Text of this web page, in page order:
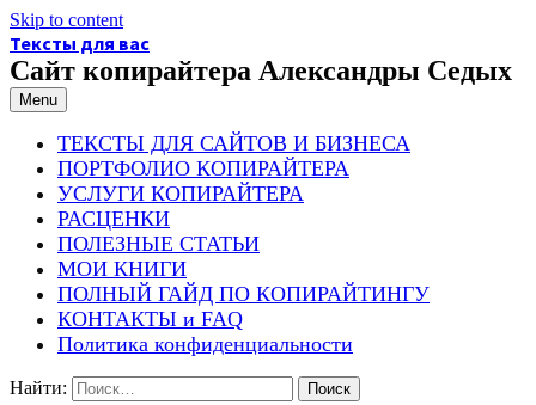
Skip to content
Тексты для вас
Сайт копирайтера Александры Седых
Menu
ТЕКСТЫ ДЛЯ САЙТОВ И БИЗНЕСА
ПОРТФОЛИО КОПИРАЙТЕРА
УСЛУГИ КОПИРАЙТЕРА
РАСЦЕНКИ
ПОЛЕЗНЫЕ СТАТЬИ
МОИ КНИГИ
ПОЛНЫЙ ГАЙД ПО КОПИРАЙТИНГУ
КОНТАКТЫ и FAQ
Политика конфиденциальности
Найти: